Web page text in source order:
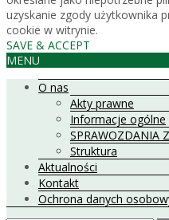
uzyskanie zgody użytkownika
cookie w witrynie.
SAVE & ACCEPT
MENU
O nas
Akty prawne
Informacje ogólne
SPRAWOZDANIA
Struktura
Aktualności
Kontakt
Ochrona danych